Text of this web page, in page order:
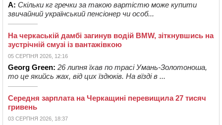
А: Скільки кг гречки за такою вартістю може купити
звичайний український пенсіонер чи особ...
На черкаській дамбі загинув водій BMW, зіткнувшись на
зустрічній смузі із вантажівкою
05 СЕРПНЯ 2026, 12:16
Georg Green: 26 липня їхав по трасі Умань-Золотоноша,
то це якийсь жах, від цих їздюків. На вїзді в ...
Середня зарплата на Черкащині перевищила 27 тисяч
гривень
03 СЕРПНЯ 2026, 18:37